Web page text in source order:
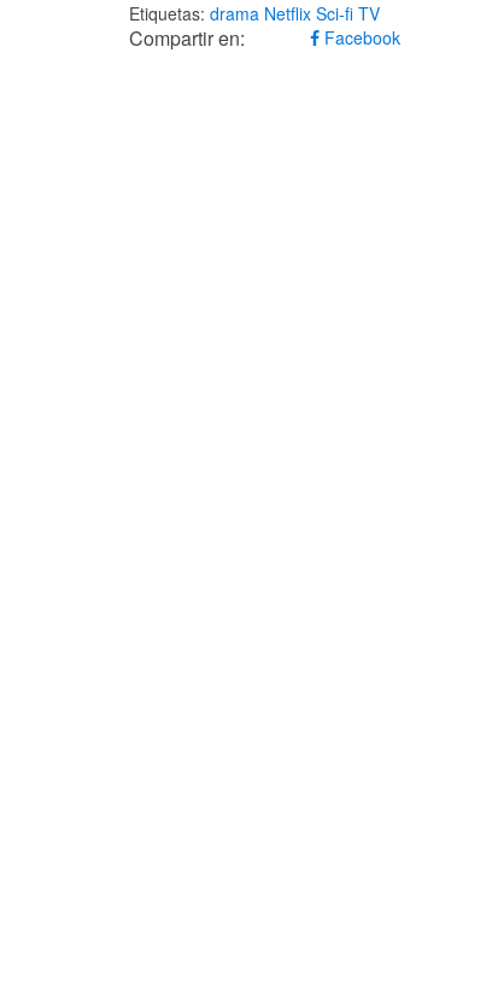
Etiquetas: drama Netflix Sci-fi TV
Compartir en: Facebook